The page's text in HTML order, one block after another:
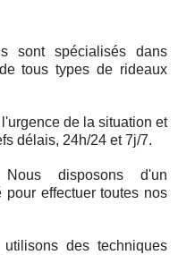
sont spécialisés dans
tous types de rideaux
de la situation et
délais, 24h/24 et 7j/7.
disposons d'un
effectuer toutes nos
des techniques